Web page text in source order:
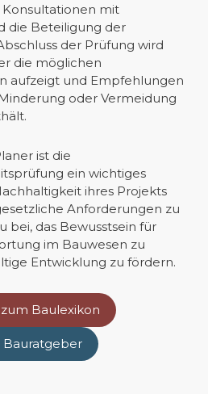
Konsultationen mit
die Beteiligung der
der Prüfung wird
die möglichen
aufzeigt und Empfehlungen
oder Vermeidung
ist die
ein wichtiges
ihres Projekts
Anforderungen zu
bei, das Bewusstsein für
im Bauwesen zu
Entwicklung zu fördern.
Baulexikon
Bauratgeber